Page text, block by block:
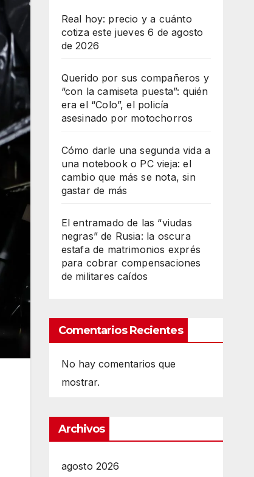
Real hoy: precio y a cuánto
cotiza este jueves 6 de agosto
de 2026
Querido por sus compañeros y
“con la camiseta puesta”: quién
era el “Colo”, el policía
asesinado por motochorros
Cómo darle una segunda vida a
una notebook o PC vieja: el
cambio que más se nota, sin
gastar de más
El entramado de las “viudas
negras” de Rusia: la oscura
estafa de matrimonios exprés
para cobrar compensaciones
de militares caídos
Comentarios Recientes
No hay comentarios que
mostrar.
Archivos
agosto 2026